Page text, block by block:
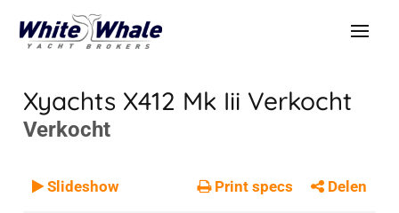
Xyachts X412 Mk Iii Verkocht
Verkocht
VERKOCHT
Verkocht
Slideshow Print specs Delen